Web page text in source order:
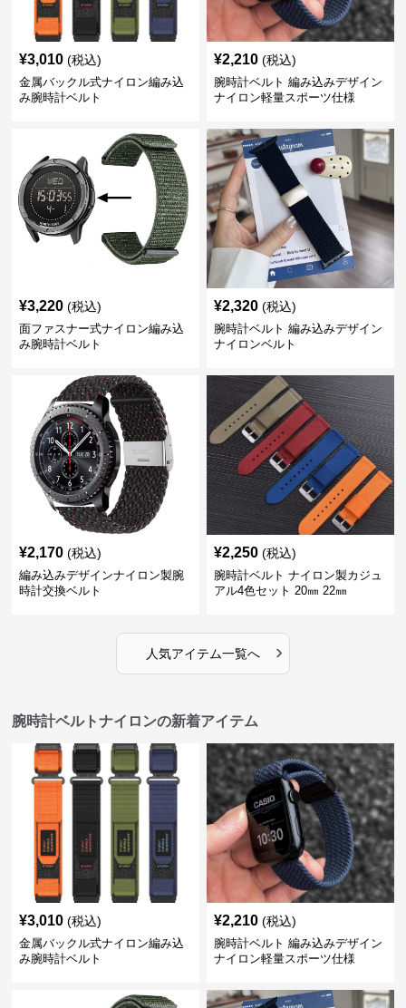
¥3,010 (税込)
金属バックル式ナイロン編み込
み腕時計ベルト
¥2,210 (税込)
腕時計ベルト 編み込みデザイン
ナイロン軽量スポーツ仕様
¥3,220 (税込)
面ファスナー式ナイロン編み込
み腕時計ベルト
¥2,320 (税込)
腕時計ベルト 編み込みデザイン
ナイロンベルト
¥2,170 (税込)
編み込みデザインナイロン製腕
時計交換ベルト
¥2,250 (税込)
腕時計ベルト ナイロン製カジュ
アル4色セット 20㎜ 22㎜
人気アイテム一覧へ ›
腕時計ベルトナイロンの新着アイテム
¥3,010 (税込)
金属バックル式ナイロン編み込
み腕時計ベルト
¥2,210 (税込)
腕時計ベルト 編み込みデザイン
ナイロン軽量スポーツ仕様